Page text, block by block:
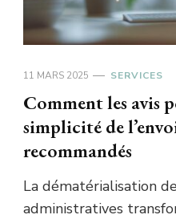
11 MARS 2025 SERVICES
Comment les avis
simplicité de
recommandés
La dématérialisation
administratives